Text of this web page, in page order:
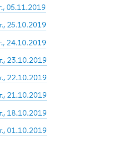
05.11.2019
25.10.2019
24.10.2019
23.10.2019
22.10.2019
21.10.2019
18.10.2019
01.10.2019